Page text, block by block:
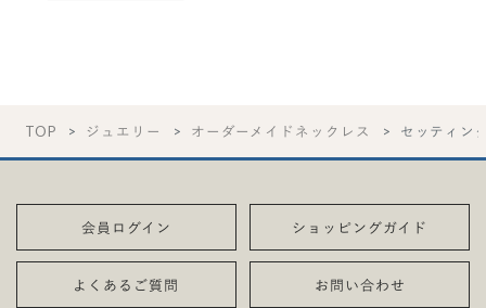
TOP ジュエリー オーダーメイドネックレス セッティン
会員ログイン ショッピングガイド
よくあるご質問 お問い合わせ